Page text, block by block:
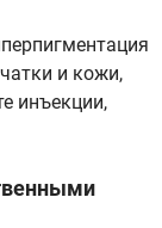
и кожи,
инъекции,